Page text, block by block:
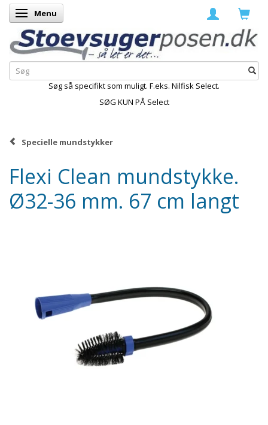
Skifte navigation
Menu
Søg så specifikt som muligt. F.eks. Nilfisk Select.
SØG KUN PÅ Select
Specielle mundstykker
Flexi Clean mundstykke.
Ø32-36 mm. 67 cm langt